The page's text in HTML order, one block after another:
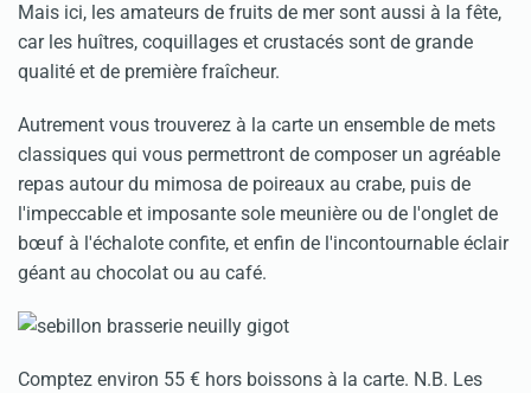
Mais ici, les amateurs de fruits de mer sont aussi à la fête,
car les huîtres, coquillages et crustacés sont de grande
qualité et de première fraîcheur.
Autrement vous trouverez à la carte un ensemble de mets
classiques qui vous permettront de composer un agréable
repas autour du mimosa de poireaux au crabe, puis de
l'impeccable et imposante sole meunière ou de l'onglet de
bœuf à l'échalote confite, et enfin de l'incontournable éclair
géant au chocolat ou au café.
Comptez environ 55 € hors boissons à la carte. N.B. Les